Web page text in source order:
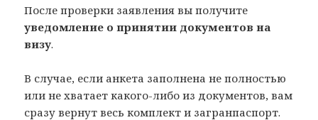
После проверки заявления вы получите
уведомление о принятии документов на
визу.
В случае, если анкета заполнена не полностью
или не хватает какого-либо из документов, вам
сразу вернут весь комплект и загранпаспорт.